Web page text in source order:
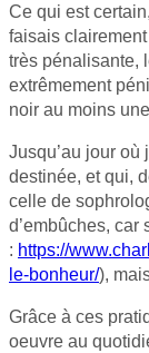
Ce qui est
faisais
très pénalisante,
extrêmement
noir au moins
Jusqu’au jour où
destinée, et qui,
celle de
d’embûches, car
: https://
le-bonheur/),
Grâce à ces
oeuvre au